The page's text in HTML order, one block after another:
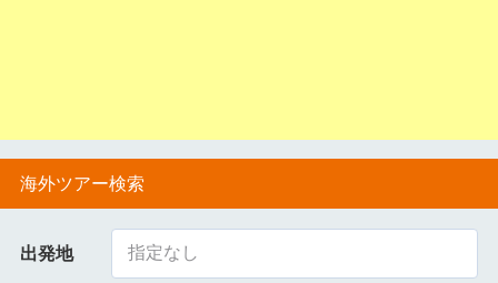
海外ツアー検索
出発地 指定なし